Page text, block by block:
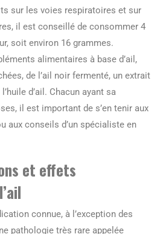
sur les voies respiratoires et sur
il est conseillé de consommer 4
soit environ 16 grammes.
alimentaires à base d’ail,
de l’ail noir fermenté, un extrait
d’ail. Chacun ayant sa
il est important de s’en tenir aux
aux conseils d’un spécialiste en
et effets
connue, à l’exception des
pathologie très rare appelée